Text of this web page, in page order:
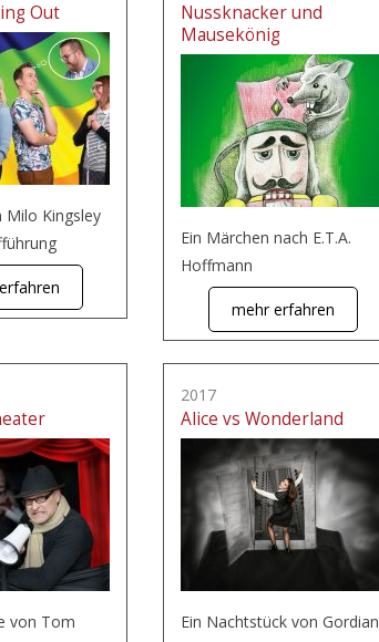
Out
Milo Kingsley
Nussknacker und
Mausekönig
Ein Märchen nach E.T.A.
Hoffmann
mehr erfahren
von Tom
2017
Alice vs Wonderland
Ein Nachtstück von Gordian